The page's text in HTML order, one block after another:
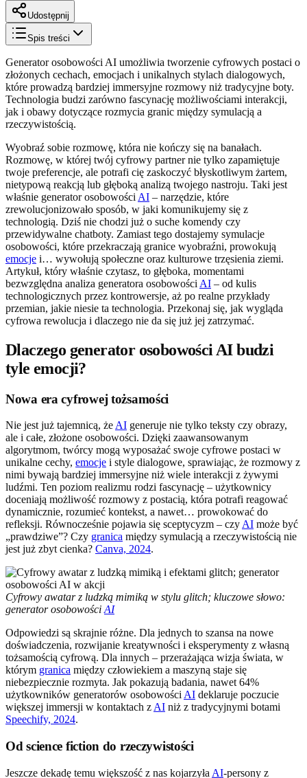
Udostępnij
Spis treści
Generator osobowości AI umożliwia tworzenie cyfrowych postaci o
złożonych cechach, emocjach i unikalnych stylach dialogowych,
które prowadzą bardziej immersyjne rozmowy niż tradycyjne boty.
Technologia budzi zarówno fascynację możliwościami interakcji,
jak i obawy dotyczące rozmycia granic między symulacją a
rzeczywistością.
Wyobraź sobie rozmowę, która nie kończy się na banałach.
Rozmowę, w której twój cyfrowy partner nie tylko zapamiętuje
twoje preferencje, ale potrafi cię zaskoczyć błyskotliwym żartem,
nietypową reakcją lub głęboką analizą twojego nastroju. Taki jest
właśnie generator osobowości AI – narzędzie, które
zrewolucjonizowało sposób, w jaki komunikujemy się z
technologią. Dziś nie chodzi już o suche komendy czy
przewidywalne chatboty. Zamiast tego dostajemy symulacje
osobowości, które przekraczają granice wyobraźni, prowokują
emocje i… wywołują społeczne oraz kulturowe trzęsienia ziemi.
Artykuł, który właśnie czytasz, to głęboka, momentami
bezwzględna analiza generatora osobowości AI – od kulis
technologicznych przez kontrowersje, aż po realne przykłady
przemian, jakie niesie ta technologia. Przekonaj się, jak wygląda
cyfrowa rewolucja i dlaczego nie da się już jej zatrzymać.
Dlaczego generator osobowości AI budzi
tyle emocji?
Nowa era cyfrowej tożsamości
Nie jest już tajemnicą, że AI generuje nie tylko teksty czy obrazy,
ale i całe, złożone osobowości. Dzięki zaawansowanym
algorytmom, twórcy mogą wyposażać swoje cyfrowe postaci w
unikalne cechy, emocje i style dialogowe, sprawiając, że rozmowy z
nimi bywają bardziej immersyjne niż wiele interakcji z żywymi
ludźmi. Ten poziom realizmu rodzi fascynację – użytkownicy
doceniają możliwość rozmowy z postacią, która potrafi reagować
dynamicznie, rozumieć kontekst, a nawet… prowokować do
refleksji. Równocześnie pojawia się sceptycyzm – czy AI może być
„prawdziwe”? Czy granica między symulacją a rzeczywistością nie
jest już zbyt cienka? Canva, 2024.
Cyfrowy awatar z ludzką mimiką w stylu glitch; kluczowe słowo:
generator osobowości AI
Odpowiedzi są skrajnie różne. Dla jednych to szansa na nowe
doświadczenia, rozwijanie kreatywności i eksperymenty z własną
tożsamością cyfrową. Dla innych – przerażająca wizja świata, w
którym granica między człowiekiem a maszyną staje się
niebezpiecznie rozmyta. Jak pokazują badania, nawet 64%
użytkowników generatorów osobowości AI deklaruje poczucie
większej immersji w kontaktach z AI niż z tradycyjnymi botami
Speechify, 2024.
Od science fiction do rzeczywistości
Jeszcze dekadę temu większość z nas kojarzyła AI-persony z